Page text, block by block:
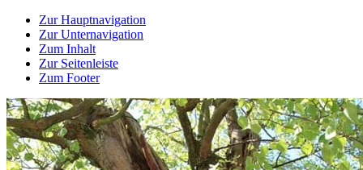
Zur Hauptnavigation
Zur Unternavigation
Zum Inhalt
Zur Seitenleiste
Zum Footer